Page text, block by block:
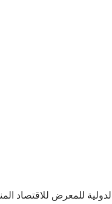
في 23 مايو 2025 ، في محطة شنتشن من "2025